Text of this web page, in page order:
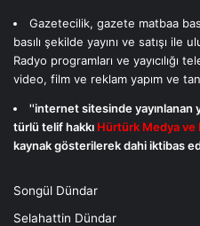
Gazetecilik, gazete matbaa
basılı şekilde yayını ve satışı ile
Radyo programları ve yayıcılığı
video, film ve reklam yapım ve
''internet sitesinde yayınlanan
türlü telif hakkı Hürtürk Medya ve
kaynak gösterilerek dahi iktibas
Songül Dündar
Selahattin Dündar